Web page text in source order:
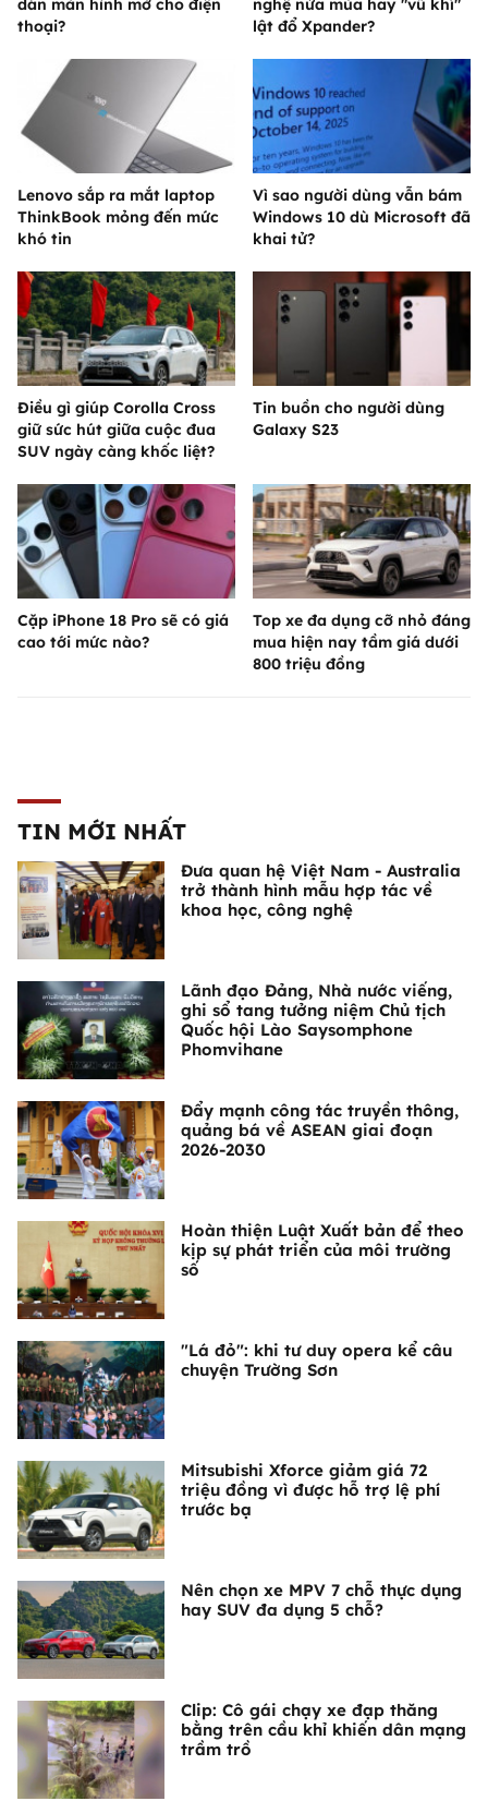
dán màn hình mờ cho điện
thoại?
nghệ nửa mùa hay "vũ khí"
lật đổ Xpander?
Lenovo sắp ra mắt laptop
ThinkBook mỏng đến mức
khó tin
Vì sao người dùng vẫn bám
Windows 10 dù Microsoft đã
khai tử?
Điều gì giúp Corolla Cross
giữ sức hút giữa cuộc đua
SUV ngày càng khốc liệt?
Tin buồn cho người dùng
Galaxy S23
Cặp iPhone 18 Pro sẽ có giá
cao tới mức nào?
Top xe đa dụng cỡ nhỏ đáng
mua hiện nay tầm giá dưới
800 triệu đồng
TIN MỚI NHẤT
Đưa quan hệ Việt Nam - Australia
trở thành hình mẫu hợp tác về
khoa học, công nghệ
Lãnh đạo Đảng, Nhà nước viếng,
ghi sổ tang tưởng niệm Chủ tịch
Quốc hội Lào Saysomphone
Phomvihane
Đẩy mạnh công tác truyền thông,
quảng bá về ASEAN giai đoạn
2026-2030
Hoàn thiện Luật Xuất bản để theo
kịp sự phát triển của môi trường
số
"Lá đỏ": khi tư duy opera kể câu
chuyện Trường Sơn
Mitsubishi Xforce giảm giá 72
triệu đồng vì được hỗ trợ lệ phí
trước bạ
Nên chọn xe MPV 7 chỗ thực dụng
hay SUV đa dụng 5 chỗ?
Clip: Cô gái chạy xe đạp thăng
bằng trên cầu khỉ khiến dân mạng
trầm trồ